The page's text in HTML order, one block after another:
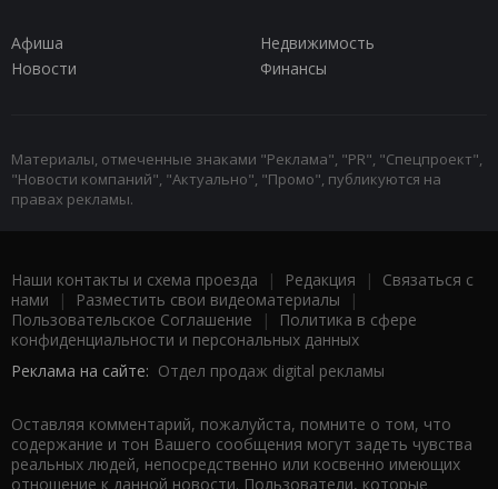
Афиша
Недвижимость
Новости
Финансы
Материалы, отмеченные знаками "Реклама", "PR", "Спецпроект",
"Новости компаний", "Актуально", "Промо", публикуются на
правах рекламы.
Наши контакты и схема проезда | Редакция | Связаться с
нами | Разместить свои видеоматериалы |
Пользовательское Соглашение |
Политика в сфере
конфиденциальности и персональных данных
Реклама на сайте: Отдел продаж digital рекламы
Оставляя комментарий, пожалуйста, помните о том, что
содержание и тон Вашего сообщения могут задеть чувства
реальных людей, непосредственно или косвенно имеющих
отношение к данной новости. Пользователи, которые